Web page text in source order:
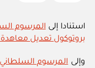
استنادا إلى
بروتوكول تعديل معاهدة
وإلى